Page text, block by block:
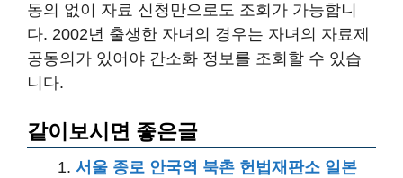
동의 없이 자료 신청만으로도 조회가 가능합니
다. 2002년 출생한 자녀의 경우는 자녀의 자료제
공동의가 있어야 간소화 정보를 조회할 수 있습
니다.
같이보시면 좋은글
서울 종로 안국역 북촌 헌법재판소 일본